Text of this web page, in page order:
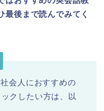
最後まで読んでみてく
会人におすすめの
クしたい方は、以